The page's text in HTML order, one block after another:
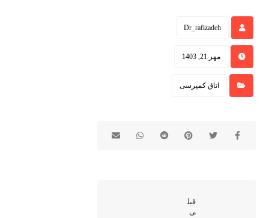
Dr_rafizadeh
مهر 21, 1403
اتاق کمپرسی
قبل
ی
کننده انواع
کمپرس های
جاده ای و
غیر جاده ای
پاکسازی!